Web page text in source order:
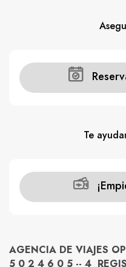
Te
AGENCIA DE VIAJES
5 0 2 4 6 0 5 -- 4